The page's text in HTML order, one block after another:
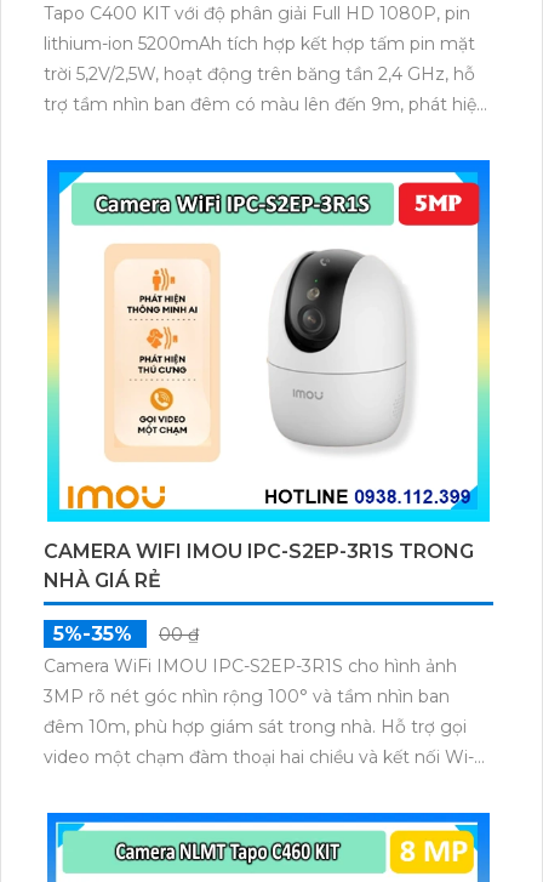
Tapo C400 KIT với độ phân giải Full HD 1080P, pin
lithium-ion 5200mAh tích hợp kết hợp tấm pin mặt
trời 5,2V/2,5W, hoạt động trên băng tần 2,4 GHz, hỗ
trợ tầm nhìn ban đêm có màu lên đến 9m, phát hiện
dữ liệu qua thẻ microSD lên đến 512GB.
CAMERA WIFI IMOU IPC-S2EP-3R1S TRONG
NHÀ GIÁ RẺ
5%-35%
00 ₫
Camera WiFi IMOU IPC-S2EP-3R1S cho hình ảnh
3MP rõ nét góc nhìn rộng 100° và tầm nhìn ban
đêm 10m, phù hợp giám sát trong nhà. Hỗ trợ gọi
video một chạm đàm thoại hai chiều và kết nối Wi-Fi
microSD tối đa 256GB hoặc lưu đám mây dễ lắp đặt
cho gia đình và văn phòng nhỏ.